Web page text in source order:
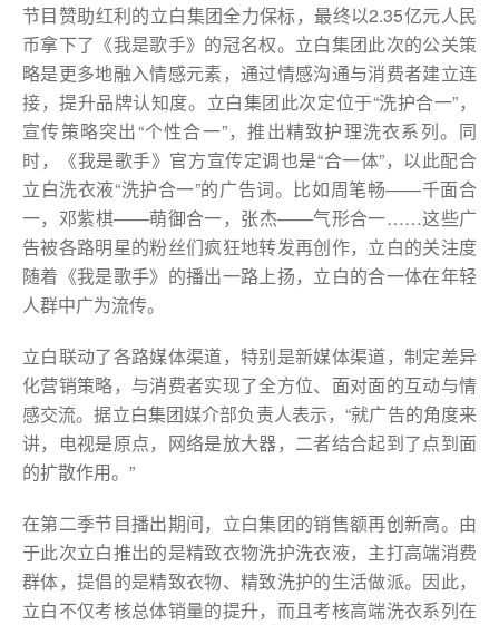
节目赞助红利的立白集团全力保标，最终以2.35亿元人民
币拿下了《我是歌手》的冠名权。立白集团此次的公关策
略是更多地融入情感元素，通过情感沟通与消费者建立连
接，提升品牌认知度。立白集团此次定位于“洗护合一”，
宣传策略突出“个性合一”，推出精致护理洗衣系列。同
时，《我是歌手》官方宣传定调也是“合一体”，以此配合
立白洗衣液“洗护合一”的广告词。比如周笔畅——千面合
一，邓紫棋——萌御合一，张杰——气形合一……这些广
告被各路明星的粉丝们疯狂地转发再创作，立白的关注度
随着《我是歌手》的播出一路上扬，立白的合一体在年轻
人群中广为流传。
立白联动了各路媒体渠道，特别是新媒体渠道，制定差异
化营销策略，与消费者实现了全方位、面对面的互动与情
感交流。据立白集团媒介部负责人表示，“就广告的角度来
讲，电视是原点，网络是放大器，二者结合起到了点到面
的扩散作用。”
在第二季节目播出期间，立白集团的销售额再创新高。由
于此次立白推出的是精致衣物洗护洗衣液，主打高端消费
群体，提倡的是精致衣物、精致洗护的生活做派。因此，
立白不仅考核总体销量的提升，而且考核高端洗衣系列在